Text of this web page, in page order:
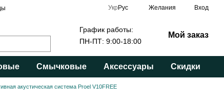
Укр Рус Желания Вход
График работы:
ПН-ПТ: 9:00-18:00
Мой заказ
Смычковые Аксессуары Скидки
акустическая система Proel V10FREE